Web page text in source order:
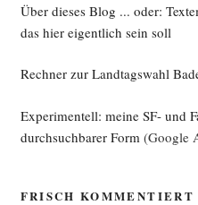
le
Maxi­
Über dieses Blog ... oder:
das hier eigentlich sein soll
Rechner zur Landtagswahl
Experimentell: meine SF- und
durchsuchbarer Form (Google
FRISCH KOMMENTIERT